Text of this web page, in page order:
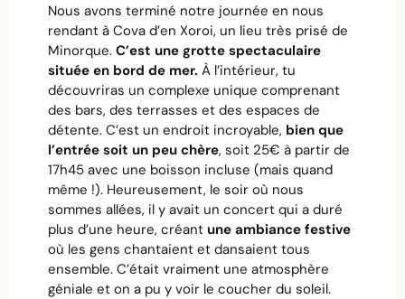
Nous avons terminé notre journée en nous
rendant à Cova d’en Xoroi, un lieu très prisé de
Minorque. C’est une grotte spectaculaire
située en bord de mer. À l’intérieur, tu
découvriras un complexe unique comprenant
des bars, des terrasses et des espaces de
détente. C’est un endroit incroyable, bien que
l’entrée soit un peu chère, soit 25€ à partir de
17h45 avec une boisson incluse (mais quand
même !). Heureusement, le soir où nous
sommes allées, il y avait un concert qui a duré
plus d’une heure, créant une ambiance festive
où les gens chantaient et dansaient tous
ensemble. C’était vraiment une atmosphère
géniale et on a pu y voir le coucher du soleil.